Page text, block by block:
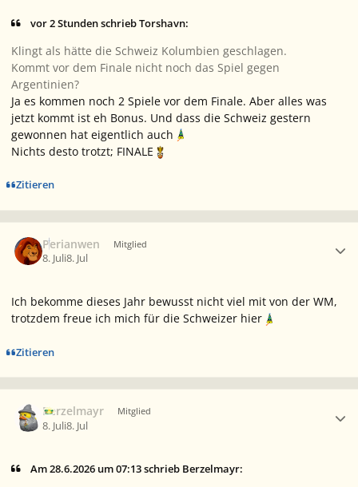
vor 2 Stunden schrieb Torshavn:
Klingt als hätte die Schweiz Kolumbien geschlagen.
Kommt vor dem Finale nicht noch das Spiel gegen
Argentinien?
Ja es kommen noch 2 Spiele vor dem Finale. Aber alles was
jetzt kommt ist eh Bonus. Und dass die Schweiz gestern
gewonnen hat eigentlich auch
Nichts desto trotzt; FINALE
Zitieren
Perianwen Mitglied
8. Juli8. Jul
Ich bekomme dieses Jahr bewusst nicht viel mit von der WM,
trotzdem freue ich mich für die Schweizer hier
Zitieren
Berzelmayr Mitglied
8. Juli8. Jul
Am 28.6.2026 um 07:13 schrieb Berzelmayr: